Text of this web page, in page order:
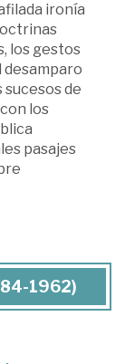
ironía
los gestos
desamparo
sucesos de
los
pasajes
1962)